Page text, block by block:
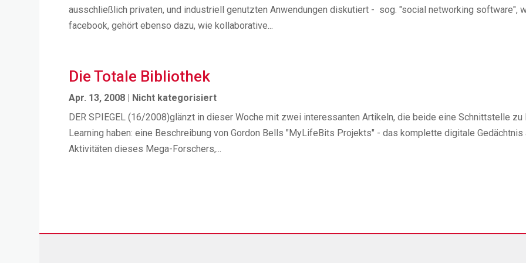
ausschließlich privaten, und industriell genutzten Anwendungen diskutiert - sog. "social networking software",
facebook, gehört ebenso dazu, wie kollaborative...
Die Totale Bibliothek
Apr. 13, 2008 | Nicht kategorisiert
DER SPIEGEL (16/2008)glänzt in dieser Woche mit zwei interessanten Artikeln, die beide eine Schnittstelle zu
Learning haben: eine Beschreibung von Gordon Bells "MyLifeBits Projekts" - das komplette digitale Gedächtnis
Aktivitäten dieses Mega-Forschers,...